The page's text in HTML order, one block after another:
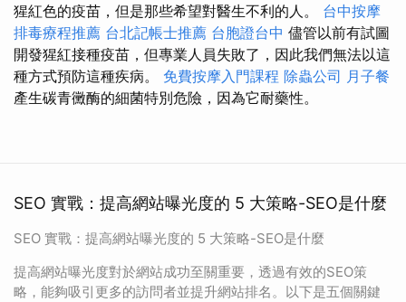
猩紅色的疫苗，但是那些希望對醫生不利的人。 台中按摩
排毒療程推薦 台北記帳士推薦 台胞證台中 儘管以前有試圖
開發猩紅接種疫苗，但專業人員失敗了，因此我們無法以這
種方式預防這種疾病。 免費按摩入門課程 除蟲公司 月子餐
產生碳青黴酶的細菌特別危險，因為它耐藥性。
SEO 實戰：提高網站曝光度的 5 大策略-SEO是什麼
SEO 實戰：提高網站曝光度的 5 大策略-SEO是什麼
提高網站曝光度對於網站成功至關重要，透過有效的SEO策
略，能夠吸引更多的訪問者並提升網站排名。以下是五個關鍵